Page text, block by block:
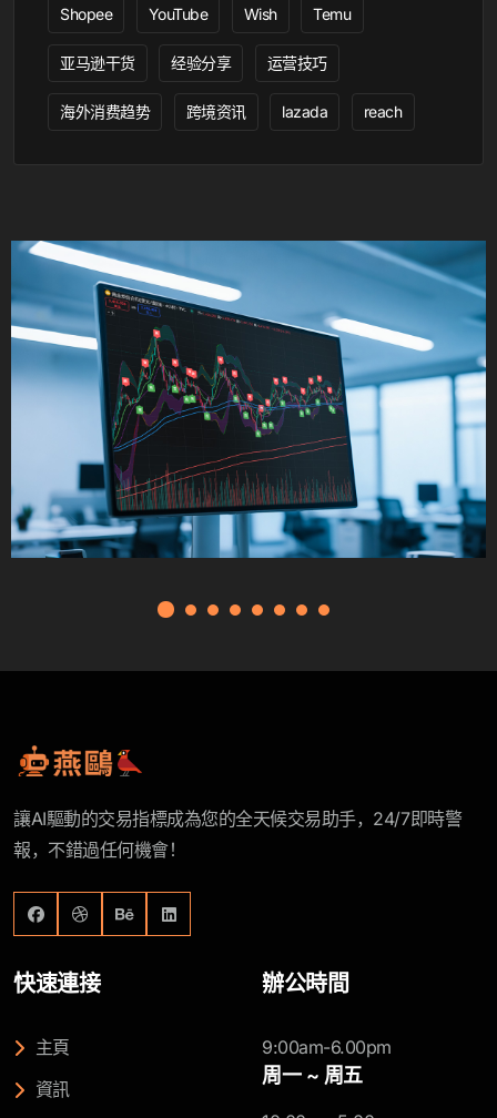
Shopee YouTube Wish Temu
亚马逊干货 经验分享 运营技巧
海外消费趋势 跨境资讯 lazada reach
讓AI驅動的交易指標成為您的全天候交易助手，24/7即時警
報，不錯過任何機會！
快速連接
主頁
資訊
辦公時間
9:00am-6.00pm
周一 ~ 周五